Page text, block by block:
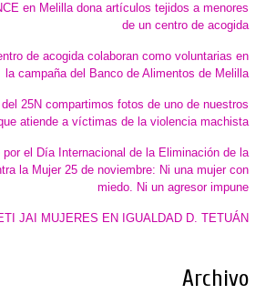
en Melilla dona artículos tejidos a menores
de un centro de acogida
de acogida colaboran como voluntarias en
la campaña del Banco de Alimentos de Melilla
25N compartimos fotos de uno de nuestros
atiende a víctimas de la violencia machista
por el Día Internacional de la Eliminación de la
la Mujer 25 de noviembre: Ni una mujer con
miedo. Ni un agresor impune
JAI MUJERES EN IGUALDAD D. TETUÁN
Archivo